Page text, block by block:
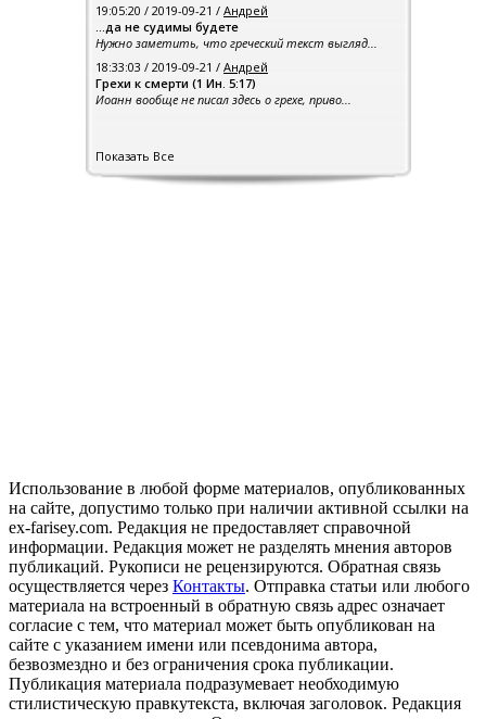
19:05:20 / 2019-09-21 / Андрей
…да не судимы будете
Нужно заметить, что греческий текст выгляд...
18:33:03 / 2019-09-21 / Андрей
Грехи к смерти (1 Ин. 5:17)
Иоанн вообще не писал здесь о грехе, приво...
Показать Все
Использование в любой форме материалов, опубликованных
на сайте, допустимо только при наличии активной ссылки на
ex-farisey.com. Редакция не предоставляет справочной
информации. Редакция может не разделять мнения авторов
публикаций. Рукописи не рецензируются. Обратная связь
осуществляется через Контакты. Отправка статьи или любого
материала на встроенный в обратную связь адрес означает
согласие с тем, что материал может быть опубликован на
сайте с указанием имени или псевдонима автора,
безвозмездно и без ограничения срока публикации.
Публикация материала подразумевает необходимую
стилистическую правкутекста, включая заголовок. Редакция